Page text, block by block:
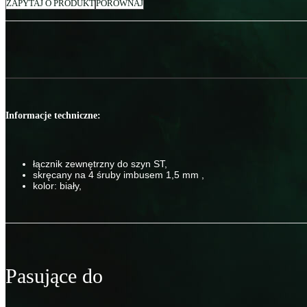
ZAPYTAJ O PRODUKTPORÓWNAJ
Informacje techniczne:
łącznik zewnętrzny do szyn ST,
skręcany na 4 śruby imbusem 1,5 mm ,
kolor: biały,
Pasujące do